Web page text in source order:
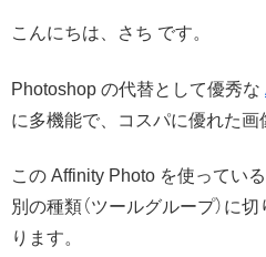
こんにちは、さち です。
Photoshop の代替として優秀な
に多機能で、コスパに優れた画
この Affinity Photo を使ってい
別の種類（ツールグループ）に
ります。